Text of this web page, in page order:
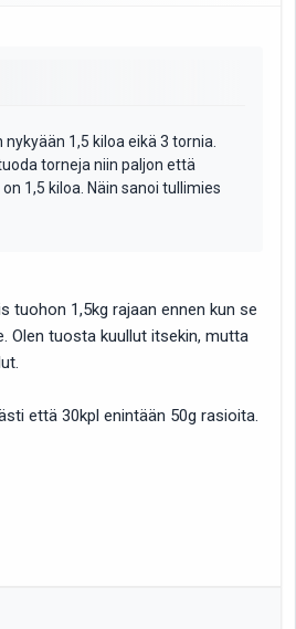
nykyään 1,5 kiloa eikä 3 tornia.
torneja niin paljon että
1,5 kiloa. Näin sanoi tullimies
tuohon 1,5kg rajaan ennen kun se
Olen tuosta kuullut itsekin, mutta
että 30kpl enintään 50g rasioita.